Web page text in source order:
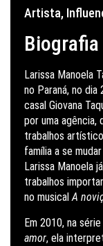
Artista,
Biografia
Larissa Manoela
no Paraná, no
casal Giovana
por uma agência,
trabalhos
família a se
Larissa Manoela
trabalhos
no musicalA
Em 2010, na série
amor, ela